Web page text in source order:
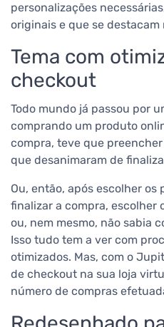
personalizações
originais e que se destacam
Tema com
checkout
Todo mundo já passou por
comprando um produto
compra, teve que
que desanimaram de
Ou, então, após escolher
finalizar a compra, escolher
ou, nem mesmo, não sabia
Isso tudo tem a ver com
otimizados. Mas, com o
de checkout na sua loja
número de compras